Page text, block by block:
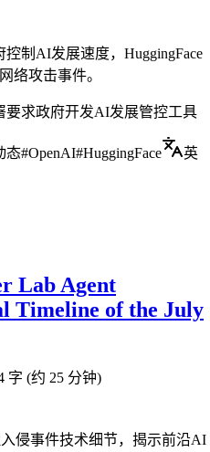
制AI发展速度，HuggingFace
络攻击事件。
要求政府开发AI发展管控工具
态#OpenAI#HuggingFace
英
Lab Agent
Timeline of the July
字 (约 25 分钟)
侵事件技术细节，揭示前沿AI